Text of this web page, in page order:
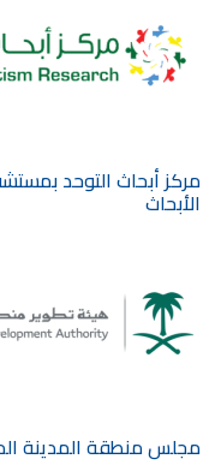
مركز أبحاث التوحد
الأبحاث
مجلس منطقة المدينة